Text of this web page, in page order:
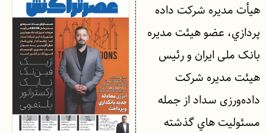
هيأت مديره شركت داده
پردازي، عضو هیئت مدیره
بانک ملی ایران و رئیس
هیئت مدیره شرکت
داده‌ورزی سداد از جمله
مسئوليت هاي گذشته